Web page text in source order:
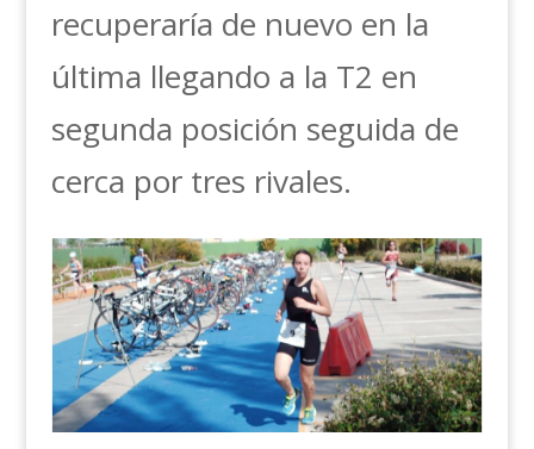
recuperaría de nuevo en la
última llegando a la T2 en
segunda posición seguida de
cerca por tres rivales.